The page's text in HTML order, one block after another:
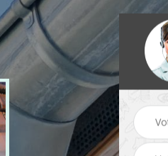
Couvreur zingueur 71